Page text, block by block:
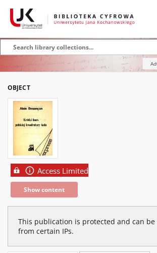
OBJECT
Access Limited
Show content
This publication is protected and can be
from certain IPs.